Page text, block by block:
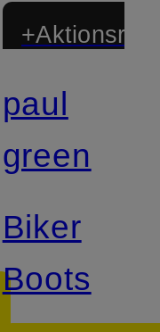
Zertifiziert
paul
green
Biker
Boots